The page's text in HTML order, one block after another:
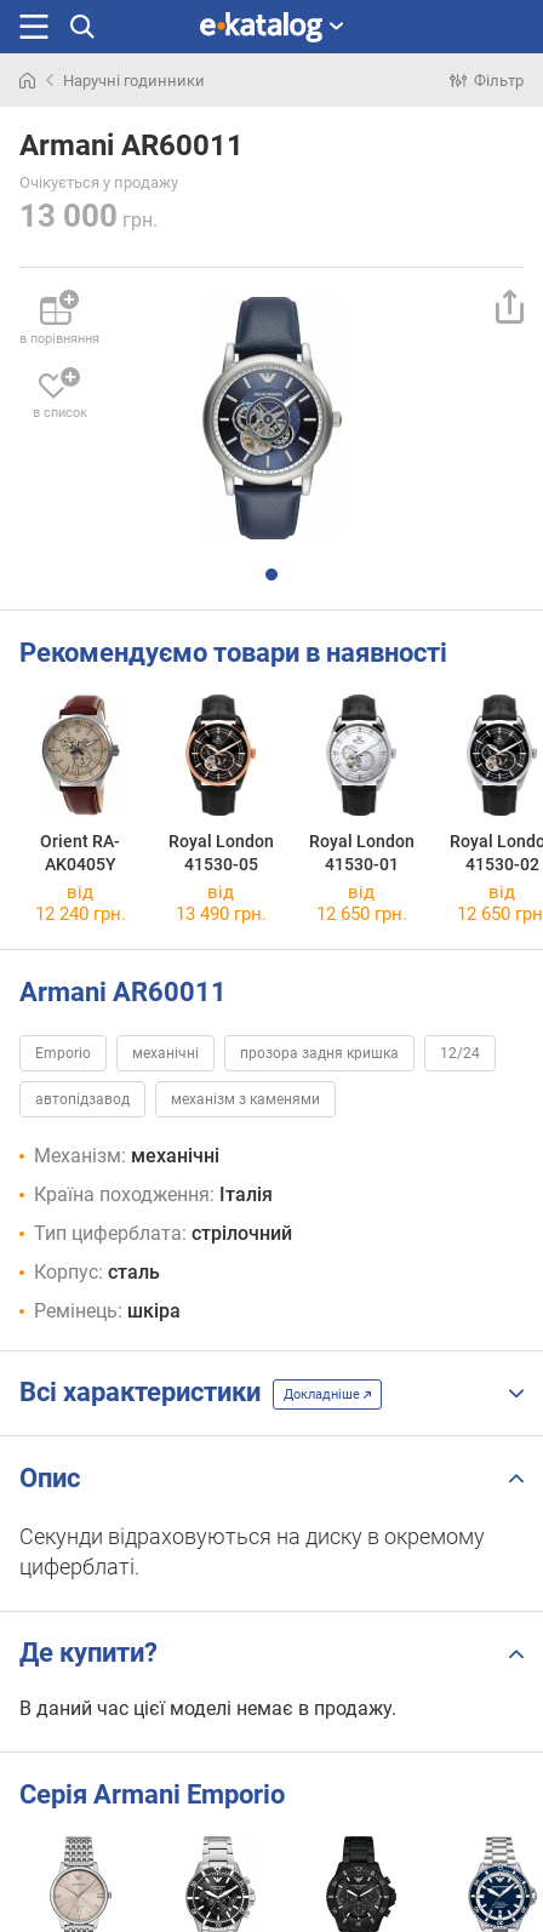
раніше
Наручні годинники Фільтр
Armani AR60011
Очікується у продажу
13 000 грн.
в порівняння
в список
Рекомендуємо товари в наявності
Orient RA-
AK0405Y
Royal London
41530-05
Royal London
41530-01
Royal
41530-02
від
12 240 грн.
від
13 490 грн.
від
12 650 грн.
від
12 650
Armani AR60011
Emporio механічні прозора задня кришка 12/24
автопідзавод механізм з каменями
Механізм: механічні
Країна походження: Італія
Тип циферблата: стрілочний
Корпус: сталь
Ремінець: шкіра
Всі характеристики Докладніше
Опис
Секунди відраховуються на диску в окремому
циферблаті.
Де купити?
В даний час цієї моделі немає в продажу.
Серія Armani Emporio